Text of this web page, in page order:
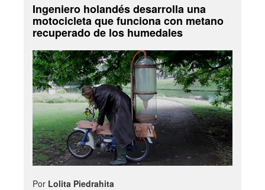
Ingeniero holandés desarrolla una
motocicleta que funciona con metano
recuperado de los humedales
Por Lolita Piedrahita